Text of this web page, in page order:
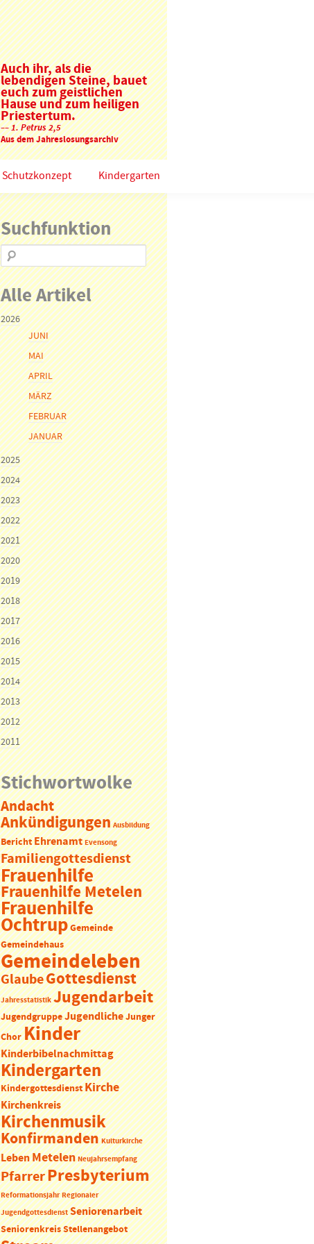
Auch ihr, als die
lebendigen Steine, bauet
euch zum geistlichen
Hause und zum heiligen
Priestertum.
–– 1. Petrus 2,5
Aus dem Jahreslosungsarchiv
Schutzkonzept Kindergarten
Suchfunktion
Alle Artikel
2026
JUNI
MAI
APRIL
MÄRZ
FEBRUAR
JANUAR
2025
2024
2023
2022
2021
2020
2019
2018
2017
2016
2015
2014
2013
2012
2011
Stichwortwolke
Andacht
Ankündigungen Ausbildung
Bericht Ehrenamt Evensong
Familiengottesdienst
Frauenhilfe
Frauenhilfe Metelen
Frauenhilfe
Ochtrup Gemeinde
Gemeindehaus
Gemeindeleben
GlaubeGottesdienst
Jahresstatistik Jugendarbeit
Jugendgruppe Jugendliche Junger
Chor Kinder
Kinderbibelnachmittag
Kindergarten
Kindergottesdienst Kirche
Kirchenkreis
Kirchenmusik
Konfirmanden Kulturkirche
LebenMetelen Neujahrsempfang
PfarrerPresbyterium
Reformationsjahr Regionaler
Jugendgottesdienst Seniorenarbeit
Seniorenkreis Stellenangebot